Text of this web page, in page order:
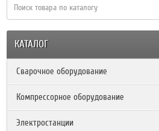
КАТАЛОГ
Сварочное оборудование
Компрессорное оборудование
Электростанции